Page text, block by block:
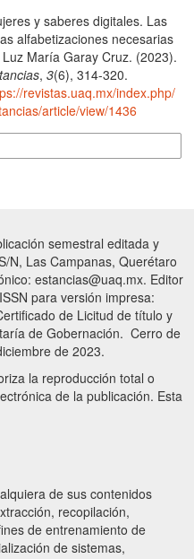
y saberes digitales. Las
alfabetizaciones necesarias
María Garay Cruz. (2023).
,3(6), 314-320.
revistas.uaq.mx/index.php/
article/view/1436
semestral editada y
N, Las Campanas, Querétaro
estancias@uaq.mx. Editor
para versión impresa:
de Licitud de título y
de Gobernación. Cerro de
de 2023.
la reproducción total o
de la publicación. Esta
de sus contenidos
recopilación,
de entrenamiento de
de sistemas,